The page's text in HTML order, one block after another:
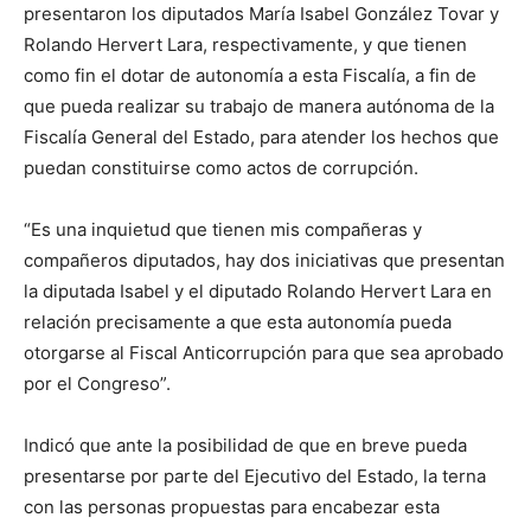
presentaron los diputados María Isabel González Tovar y
Rolando Hervert Lara, respectivamente, y que tienen
como fin el dotar de autonomía a esta Fiscalía, a fin de
que pueda realizar su trabajo de manera autónoma de la
Fiscalía General del Estado, para atender los hechos que
puedan constituirse como actos de corrupción.
“Es una inquietud que tienen mis compañeras y
compañeros diputados, hay dos iniciativas que presentan
la diputada Isabel y el diputado Rolando Hervert Lara en
relación precisamente a que esta autonomía pueda
otorgarse al Fiscal Anticorrupción para que sea aprobado
por el Congreso”.
Indicó que ante la posibilidad de que en breve pueda
presentarse por parte del Ejecutivo del Estado, la terna
con las personas propuestas para encabezar esta